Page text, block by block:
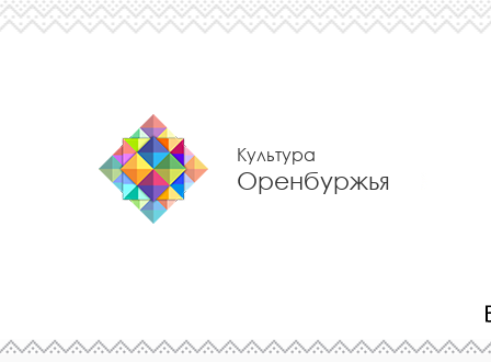
Культура
Оренбуржья